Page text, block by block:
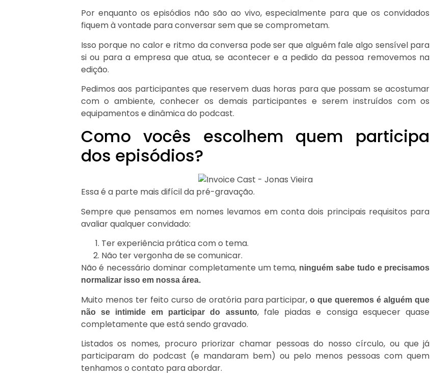
Por enquanto os episódios não são ao vivo, especialmente para que os convidados
fiquem à vontade para conversar sem que se comprometam.
Isso porque no calor e ritmo da conversa pode ser que alguém fale algo sensível para
si ou para a empresa que atua, se acontecer e a pedido da pessoa removemos na
edição.
Pedimos aos participantes que reservem duas horas para que possam se acostumar
com o ambiente, conhecer os demais participantes e serem instruídos com os
equipamentos e dinâmica do podcast.
Como vocês escolhem quem participa
dos episódios?
Essa é a parte mais difícil da pré-gravação.
Sempre que pensamos em nomes levamos em conta dois principais requisitos para
avaliar qualquer convidado:
Ter experiência prática com o tema.
Não ter vergonha de se comunicar.
Não é necessário dominar completamente um tema, ninguém sabe tudo e precisamos
normalizar isso em nossa área.
Muito menos ter feito curso de oratória para participar,o que queremos é alguém que
não se intimide em participar do assunto, fale piadas e consiga esquecer quase
completamente que está sendo gravado.
Listados os nomes, procuro priorizar chamar pessoas do nosso círculo, ou que já
participaram do podcast (e mandaram bem) ou pelo menos pessoas com quem
tenhamos o contato para abordar.